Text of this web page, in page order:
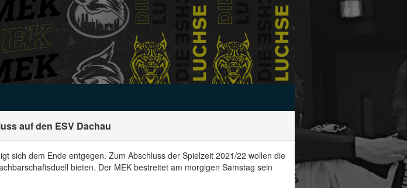
auf den ESV Dachau
sich dem Ende entgegen. Zum Abschluss der Spielzeit 2021/22 wollen die
bieten. Der MEK bestreitet am morgigen Samstag sein